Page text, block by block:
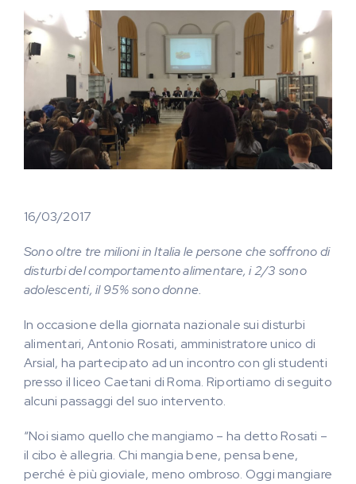
16/03/2017
Sono oltre tre milioni in Italia le persone che soffrono di
disturbi del comportamento alimentare, i 2/3 sono
adolescenti, il 95% sono donne.
In occasione della giornata nazionale sui disturbi
alimentari, Antonio Rosati, amministratore unico di
Arsial, ha partecipato ad un incontro con gli studenti
presso il liceo Caetani di Roma. Riportiamo di seguito
alcuni passaggi del suo intervento.
“Noi siamo quello che mangiamo – ha detto Rosati –
il cibo è allegria. Chi mangia bene, pensa bene,
perché è più gioviale, meno ombroso. Oggi mangiare